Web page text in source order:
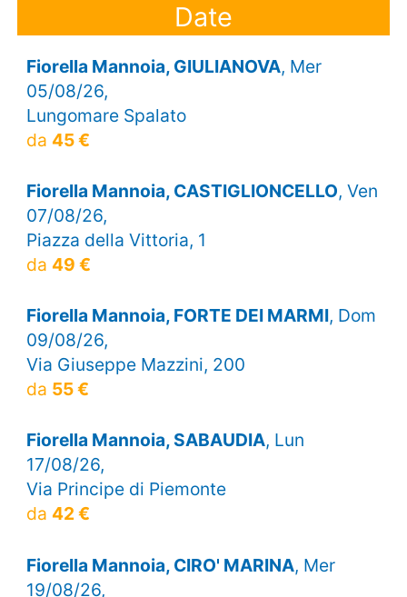
Date
Fiorella Mannoia, GIULIANOVA, Mer
05/08/26,
Lungomare Spalato
da 45 €
Fiorella Mannoia, CASTIGLIONCELLO, Ven
07/08/26,
Piazza della Vittoria, 1
da 49 €
Fiorella Mannoia, FORTE DEI MARMI, Dom
09/08/26,
Via Giuseppe Mazzini, 200
da 55 €
Fiorella Mannoia, SABAUDIA, Lun
17/08/26,
Via Principe di Piemonte
da 42 €
Fiorella Mannoia, CIRO' MARINA, Mer
19/08/26,